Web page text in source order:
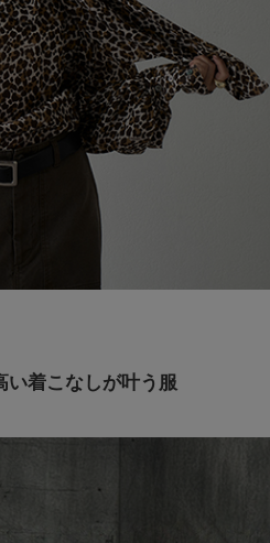
い着こなしが叶う服